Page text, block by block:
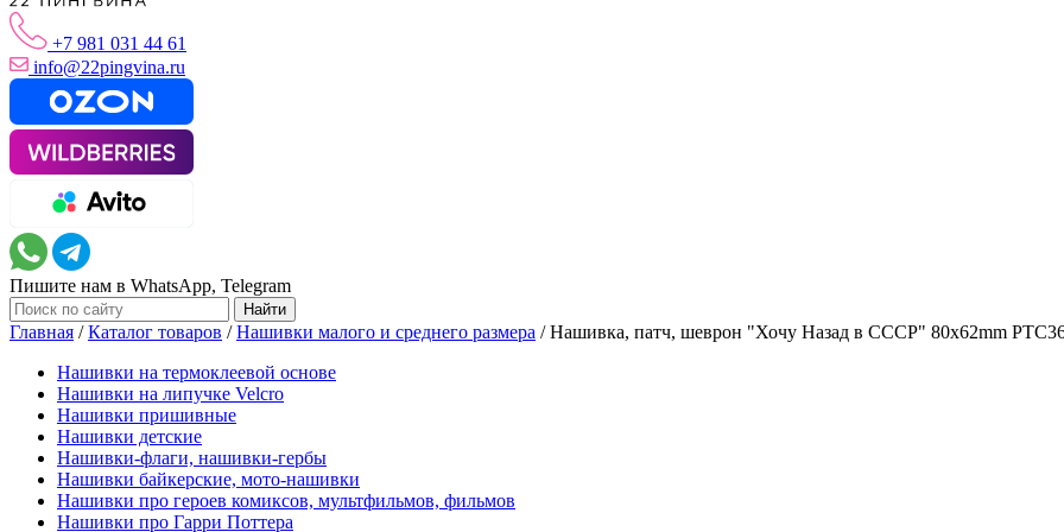
+7 981 031 44 61
info@22pingvina.ru
Пишите нам в WhatsApp, Telegram
Главная /Каталог товаров /Нашивки малого и среднего размера /Нашивка, патч, шеврон "Хочу Назад в СССР" 80x62mm
Нашивки на термоклеевой основе
Нашивки на липучке Velcro
Нашивки пришивные
Нашивки детские
Нашивки-флаги, нашивки-гербы
Нашивки байкерские, мото-нашивки
Нашивки про героев комиксов, мультфильмов, фильмов
Нашивки про Гарри Поттера